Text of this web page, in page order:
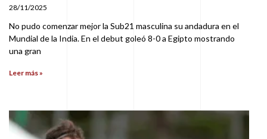
28/11/2025
No pudo comenzar mejor la Sub21 masculina su andadura en el
Mundial de la India. En el debut goleó 8-0 a Egipto mostrando
una gran
Leer más »